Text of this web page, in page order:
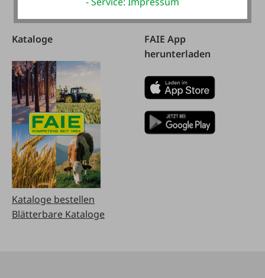
08:00 - 12:00 Uhr
Kataloge
Kataloge bestellen
Blätterbare Kataloge
FAIE App
herunterladen